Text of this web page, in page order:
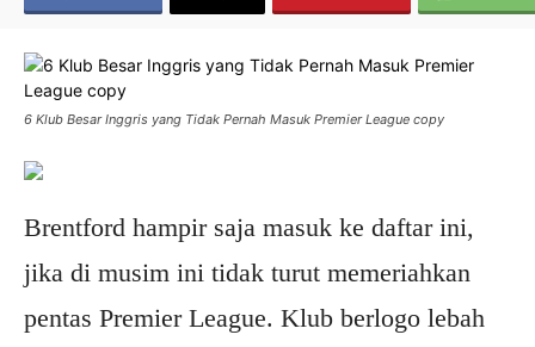
6 Klub Besar Inggris yang Tidak Pernah Masuk Premier League copy
Brentford hampir saja masuk ke daftar ini,
jika di musim ini tidak turut memeriahkan
pentas Premier League. Klub berlogo lebah